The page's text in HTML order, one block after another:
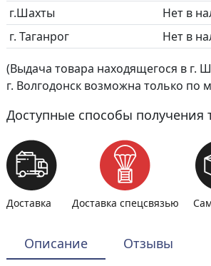
г.Шахты
Нет в
г. Таганрог
Нет в
(Выдача товара находящегося в г.
г. Волгодонск возможна только по
Доступные способы получения
Доставка Доставка спецсвязью
Описание Отзывы